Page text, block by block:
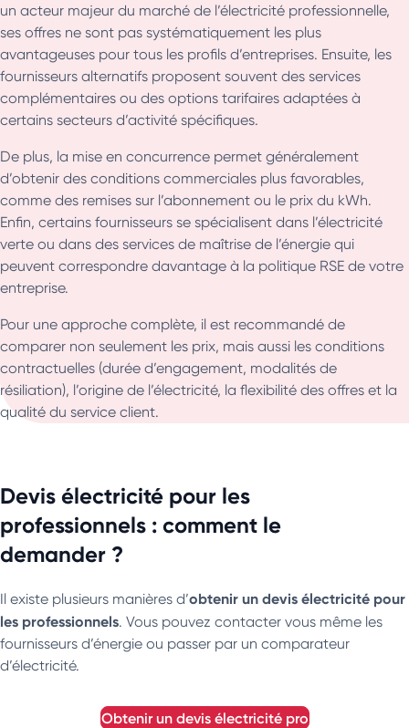
un acteur majeur du marché de l’électricité professionnelle,
ses offres ne sont pas systématiquement les plus
avantageuses pour tous les profils d’entreprises. Ensuite, les
fournisseurs alternatifs proposent souvent des services
complémentaires ou des options tarifaires adaptées à
certains secteurs d’activité spécifiques.
De plus, la mise en concurrence permet généralement
d’obtenir des conditions commerciales plus favorables,
comme des remises sur l’abonnement ou le prix du kWh.
Enfin, certains fournisseurs se spécialisent dans l’électricité
verte ou dans des services de maîtrise de l’énergie qui
peuvent correspondre davantage à la politique RSE de votre
entreprise.
Pour une approche complète, il est recommandé de
comparer non seulement les prix, mais aussi les conditions
contractuelles (durée d’engagement, modalités de
résiliation), l’origine de l’électricité, la flexibilité des offres et la
qualité du service client.
Devis électricité pour les
professionnels : comment le
demander ?
Il existe plusieurs manières d’obtenir un devis électricité pour
les professionnels. Vous pouvez contacter vous même les
fournisseurs d’énergie ou passer par un comparateur
d’électricité.
obtenir un devis électricité pro